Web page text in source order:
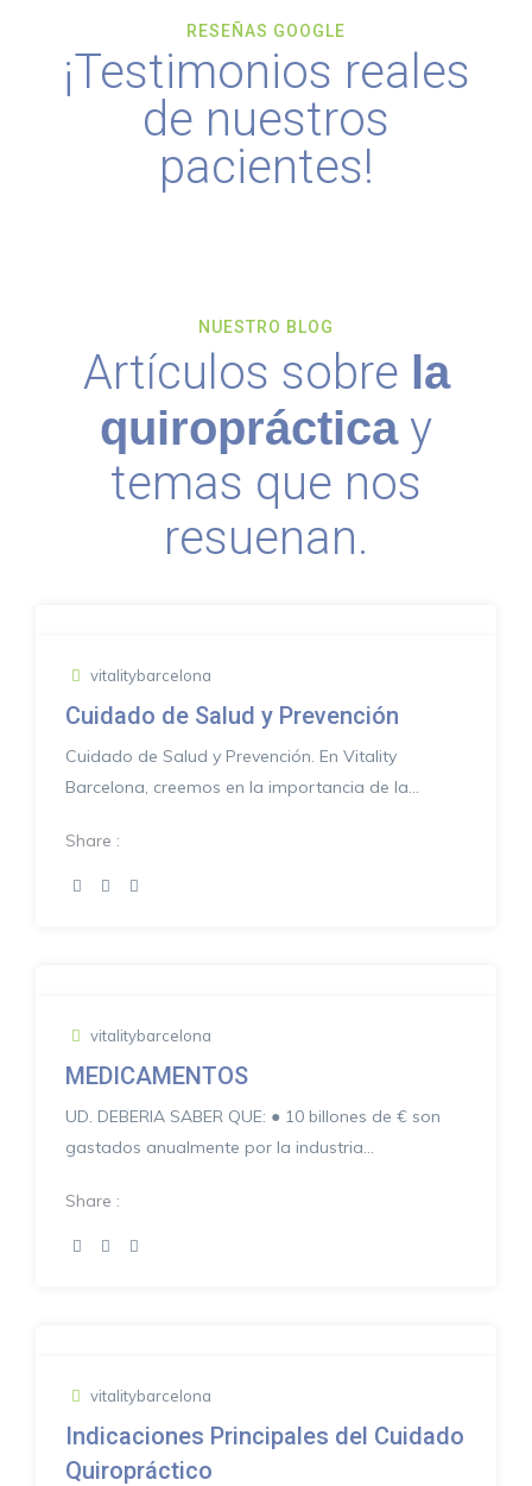
RESEÑAS GOOGLE
¡Testimonios reales
de nuestros
pacientes!
NUESTRO BLOG
Artículos sobre la
quiroprácticay
temas que nos
resuenan.
vitalitybarcelona
Cuidado de Salud y Prevención
Cuidado de Salud y Prevención. En Vitality
Barcelona, creemos en la importancia de la
Share :
vitalitybarcelona
MEDICAMENTOS
UD. DEBERIA SABER QUE: ● 10 billones de € son
gastados anualmente por la industria
Share :
vitalitybarcelona
Indicaciones Principales del Cuidado
Quiropráctico